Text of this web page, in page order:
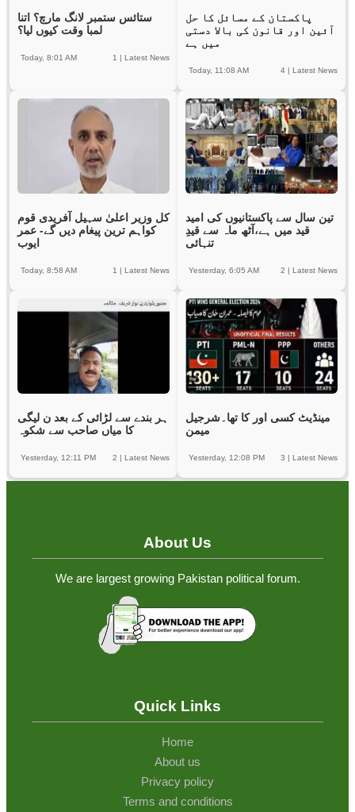
ستائس ستمبر لانگ مارچ؟ اتنا
لمبا وقت کیوں لیا؟
1 | Latest News
Today, 8:01 AM
پاکستان کے مسائل کا حل
آئین اور قانون کی بالا دستی
میں ہے
4 | Latest News
Today, 11:08 AM
کل وزیر اعلیٰ سہیل آفریدی قوم
کواہم ترین پیغام دیں گے- عمر
ایوب
1 | Latest News
Today, 8:58 AM
تین سال سے پاکستانیوں کی امید
قید میں ہے،آٹھ ماہ سے قیدِ
تنہائی
2 | Latest News
Yesterday, 6:05 AM
ہر بندے سے لڑائی کے بعد ن لیگی
کا میاں صاحب سے شکوہ
2 | Latest News
Yesterday, 12:11 PM
مینڈیٹ کسی اور کا تھا۔شرجیل
میمن
3 | Latest News
Yesterday, 12:08 PM
About Us
We are largest growing Pakistan political forum.
Quick Links
Home
About us
Privacy policy
Terms and conditions